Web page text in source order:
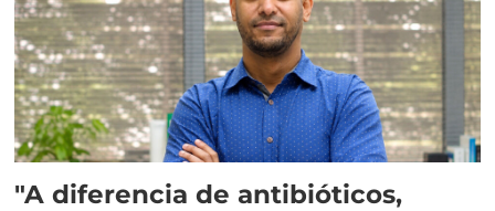
"A diferencia de antibióticos,